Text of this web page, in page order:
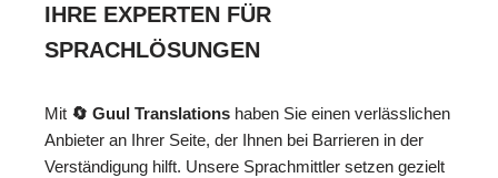
IHRE EXPERTEN FÜR
SPRACHLÖSUNGEN
Mit 🔄 Guul Translations haben Sie einen verlässlichen
Anbieter an Ihrer Seite, der Ihnen bei Barrieren in der
Verständigung hilft. Unsere Sprachmittler setzen gezielt